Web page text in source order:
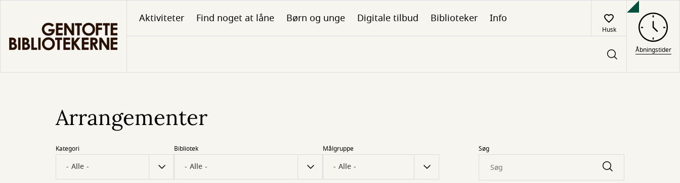
hovedindhold
Aktiviteter Find noget at låne Børn og unge Digitale tilbud Biblioteker Info
Husk
Åbningstider
Arrangementer
Kategori Bibliotek Målgruppe Søg